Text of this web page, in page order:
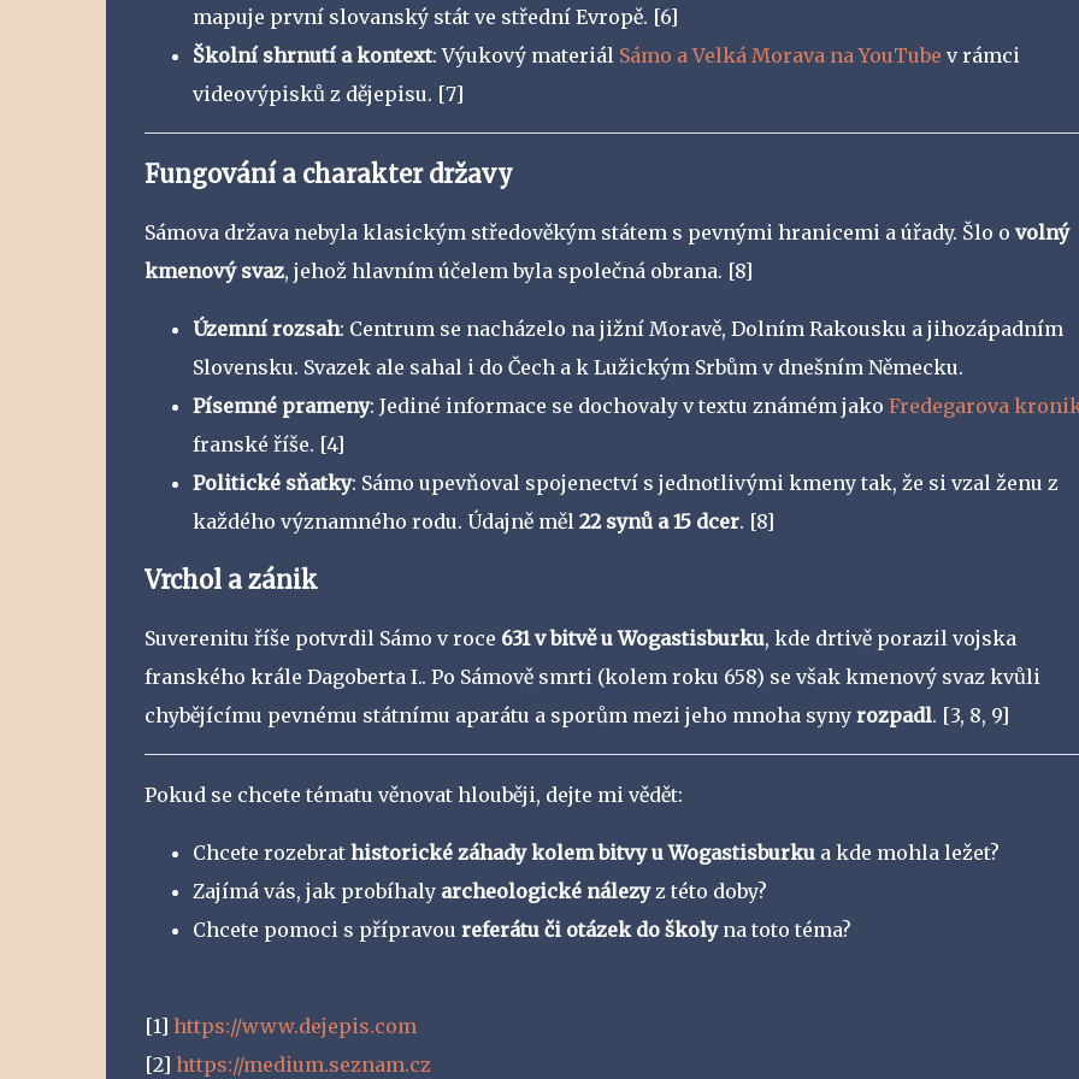
mapuje první slovanský stát ve střední Evropě. [6]
Školní shrnutí a kontext: Výukový materiál Sámo a Velká Morava na YouTube v rámci
videovýpisků z dějepisu. [7]
Fungování a charakter državy
Sámova država nebyla klasickým středověkým státem s pevnými hranicemi a úřady. Šlo o volný
kmenový svaz, jehož hlavním účelem byla společná obrana. [8]
Územní rozsah: Centrum se nacházelo na jižní Moravě, Dolním Rakousku a jihozápadním
Slovensku. Svazek ale sahal i do Čech a k Lužickým Srbům v dnešním Německu.
Písemné prameny: Jediné informace se dochovaly v textu známém jako Fredegarova
franské říše. [4]
Politické sňatky: Sámo upevňoval spojenectví s jednotlivými kmeny tak, že si vzal ženu z
každého významného rodu. Údajně měl 22 synů a 15 dcer. [8]
Vrchol a zánik
Suverenitu říše potvrdil Sámo v roce 631 v bitvě u Wogastisburku, kde drtivě porazil vojska
franského krále Dagoberta I.. Po Sámově smrti (kolem roku 658) se však kmenový svaz kvůli
chybějícímu pevnému státnímu aparátu a sporům mezi jeho mnoha syny rozpadl. [3, 8, 9]
Pokud se chcete tématu věnovat hlouběji, dejte mi vědět:
Chcete rozebrat historické záhady kolem bitvy u Wogastisburkua kde mohla ležet?
Zajímá vás, jak probíhaly archeologické nálezyz této doby?
Chcete pomoci s přípravou referátu či otázek do školyna toto téma?
[1] https://www.dejepis.com
[2] https://medium.seznam.cz